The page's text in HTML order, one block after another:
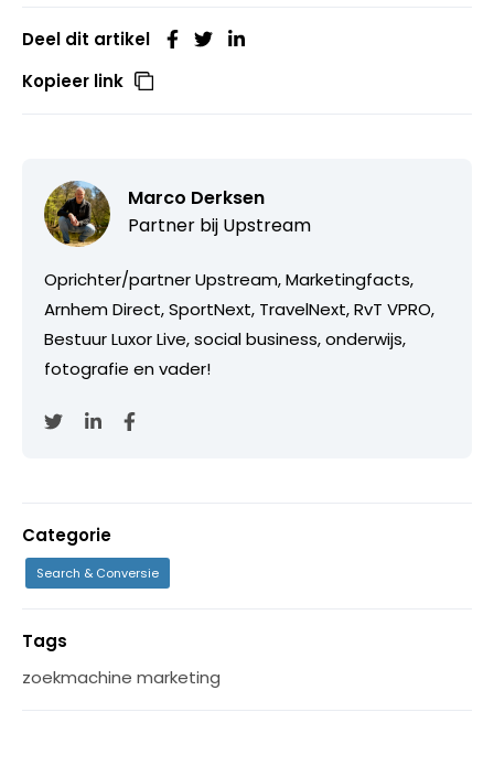
Deel dit artikel
Kopieer link
Marco Derksen
Partner bij Upstream
Oprichter/partner Upstream, Marketingfacts,
Arnhem Direct, SportNext, TravelNext, RvT VPRO,
Bestuur Luxor Live, social business, onderwijs,
fotografie en vader!
Categorie
Search & Conversie
Tags
zoekmachine marketing